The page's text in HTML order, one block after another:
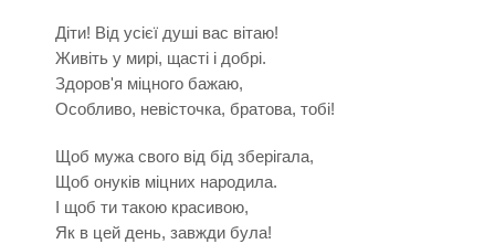
Діти! Від усієї душі вас вітаю!
Живіть у мирі, щасті і добрі.
Здоров'я міцного бажаю,
Особливо, невісточка, братова, тобі!
Щоб мужа свого від бід зберігала,
Щоб онуків міцних народила.
І щоб ти такою красивою,
Як в цей день, завжди була!